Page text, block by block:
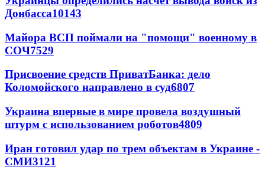
Донбасса10143
Майора ВСП поймали на "помощи" военному в
СОЧ7529
Присвоение средств ПриватБанка: дело
Коломойского направлено в суд6807
Украина впервые в мире провела воздушный
штурм с использованием роботов4809
Иран готовил удар по трем объектам в Украине -
СМИ3121